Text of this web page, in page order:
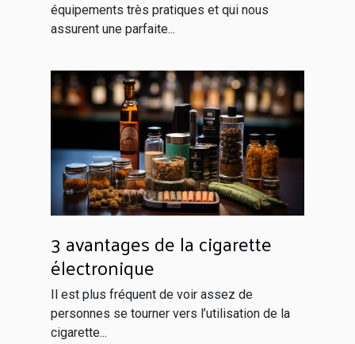
équipements très pratiques et qui nous
assurent une parfaite...
3 avantages de la cigarette
électronique
Il est plus fréquent de voir assez de
personnes se tourner vers l’utilisation de la
cigarette...